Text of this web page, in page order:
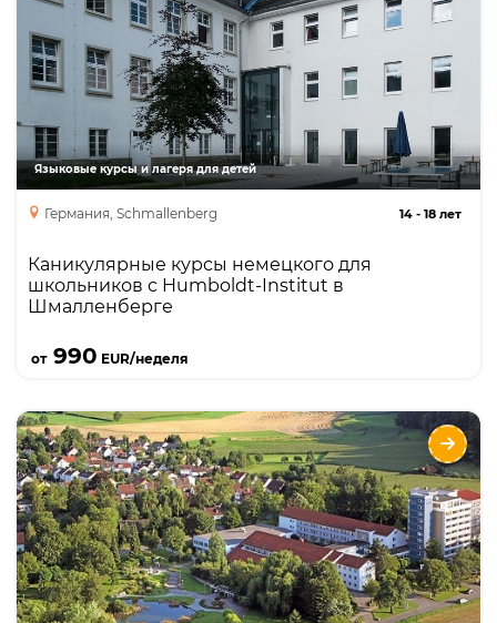
Языковые курсы и лагеря для детей
14 - 18 лет
Германия, Schmallenberg
Каникулярные курсы немецкого для
школьников с Humboldt-Institut в
Шмалленберге
от990 EUR/неделя
Шмалленберге
Описание
Курсы
Языки
интенсивный курс языка, маленькие классы
Курсы немецкого для школьников с
Humboldt-Institut в Бад-Шуссенрид
Описание
Курсы
Языки
круглогодичная школа – пансион с собственным
кампусом и резиденцией, интенсивный курс
языка, маленькие классы.